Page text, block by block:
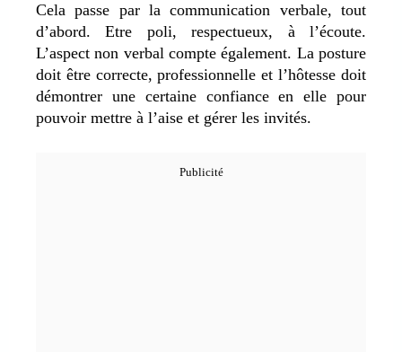
Cela passe par la communication verbale, tout
d’abord. Etre poli, respectueux, à l’écoute.
L’aspect non verbal compte également. La posture
doit être correcte, professionnelle et l’hôtesse doit
démontrer une certaine confiance en elle pour
pouvoir mettre à l’aise et gérer les invités.